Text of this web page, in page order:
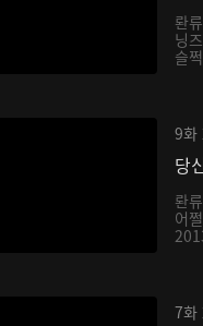
롼
닝
슬
9화
당
롼
어
7화